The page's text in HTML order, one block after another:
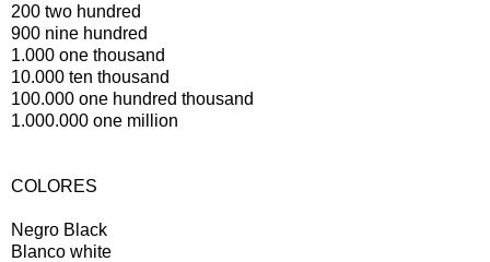
200 two hundred
900 nine hundred
1.000 one thousand
10.000 ten thousand
100.000 one hundred thousand
1.000.000 one million
COLORES
Negro Black
Blanco white